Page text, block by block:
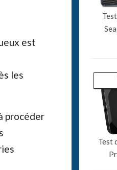
est
les
procéder
Test